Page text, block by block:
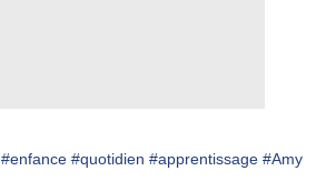
#enfance #quotidien #apprentissage #Amy